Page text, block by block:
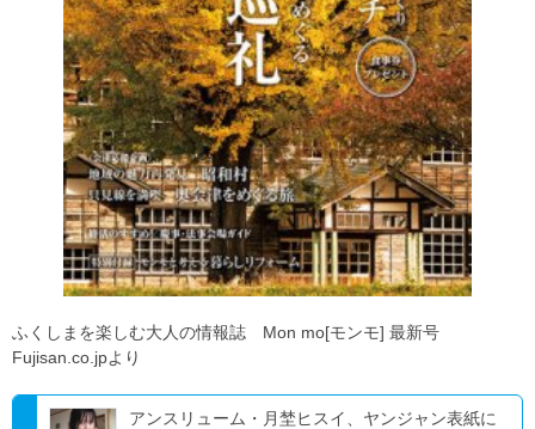
ふくしまを楽しむ大人の情報誌 Mon mo[モンモ] 最新号
Fujisan.co.jpより
アンスリューム・月埜ヒスイ、ヤンジャン表紙に